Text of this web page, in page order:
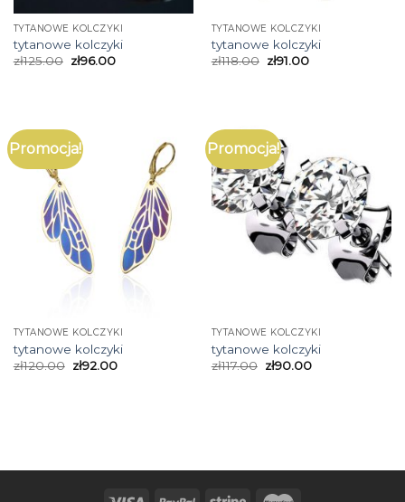
TYTANOWE KOLCZYKI
tytanowe kolczyki
zł125.00 zł96.00
TYTANOWE KOLCZYKI
tytanowe kolczyki
zł118.00 zł91.00
Promocja!
TYTANOWE KOLCZYKI
tytanowe kolczyki
zł120.00 zł92.00
Promocja!
TYTANOWE KOLCZYKI
tytanowe kolczyki
zł117.00 zł90.00